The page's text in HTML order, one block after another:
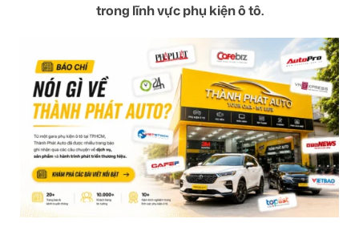
trong lĩnh vực phụ kiện ô tô.